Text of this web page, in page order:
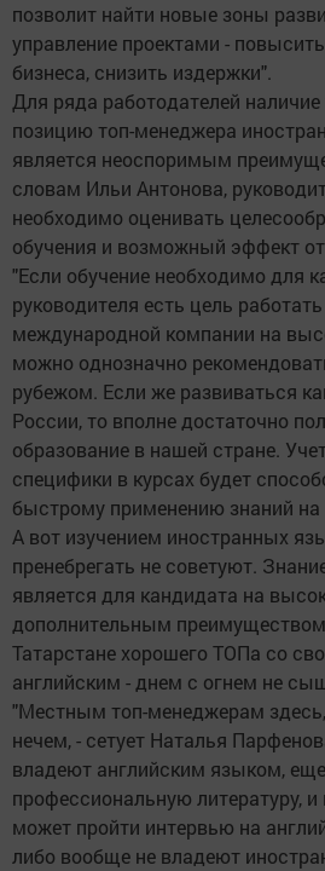
позволит найти новые зоны
управление проектами -
бизнеса, снизить издержки".
Для ряда работодателей
позицию топ-менеджера
является неоспоримым
словам Ильи Антонова,
необходимо оценивать
обучения и возможный эффект от
"Если обучение необходимо для
руководителя есть цель
международной компании на
можно однозначно
рубежом. Если же развиваться
России, то вполне достаточно
образование в нашей стране.
специфики в курсах будет
быстрому применению знаний на
А вот изучением иностранных
пренебрегать не советуют.
является для кандидата на
дополнительным
Татарстане хорошего ТОПа со
английским - днем с огнем не
"Местным топ-менеджерам
нечем, - сетует Наталья
владеют английским языком,
профессиональную литературу,
может пройти интервью на
либо вообще не владеют